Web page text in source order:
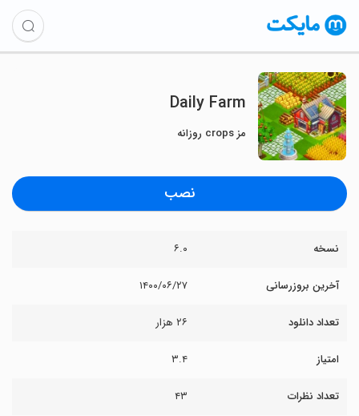
Daily Farm
مز crops روزانه
نصب
نسخه ۶.۰
آخرین بروزرسانی ۱۴۰۰/۰۶/۲۷
تعداد دانلود ۲۶ هزار
امتیاز ۳.۴
تعداد نظرات ۴۳